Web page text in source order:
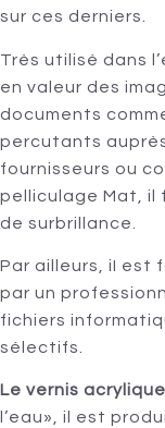
sur ces derniers.
Très utilisé dans
en valeur des
documents
percutants
fournisseurs ou
pelliculage Mat,
de surbrillance.
Par ailleurs, iI est
par un
fichiers
sélectifs.
Le vernis
l’eau», il est